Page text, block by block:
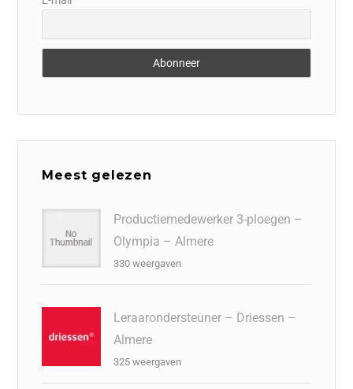
Meest gelezen
Productiemedewerker 3-ploegen –
Olympia – Almere
330 weergaven
Leraarondersteuner – Driessen –
Almere
325 weergaven